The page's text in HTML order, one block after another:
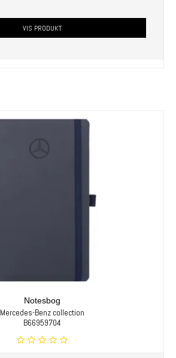
VIS PRODUKT
Notesbog
Mercedes-Benz collection
B66959704